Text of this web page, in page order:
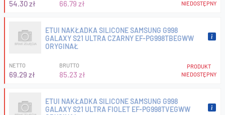
54.30 zł 66.79 zł NIEDOSTĘPNY
ETUI NAKŁADKA SILICONE SAMSUNG G998
GALAXY S21 ULTRA CZARNY EF-PG998TBEGWW
ORYGINAŁ
NETTO
69.29 zł
BRUTTO
85.23 zł
PRODUKT
NIEDOSTĘPNY
ETUI NAKŁADKA SILICONE SAMSUNG G998
GALAXY S21 ULTRA FIOLET EF-PG998TVEGWW